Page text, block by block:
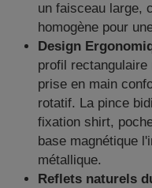
un faisceau large,
homogène pour
Design
profil
prise en main
rotatif. La pince
fixation shirt,
base magnétique
métallique.
Reflets naturels